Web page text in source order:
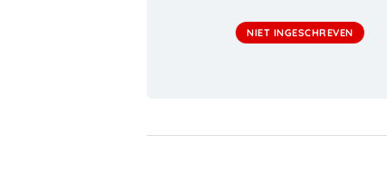
NIET INGESCHREVEN